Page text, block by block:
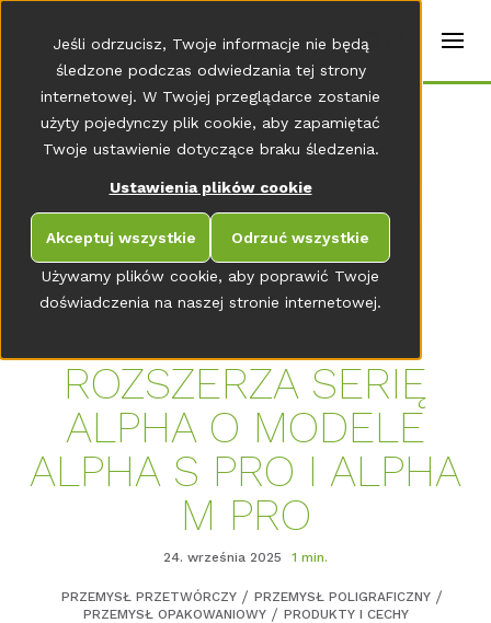
Używamy plików cookie, aby poprawić Twoje
doświadczenia na naszej stronie internetowej.
Jeśli odrzucisz, Twoje informacje nie będą
śledzone podczas odwiedzania tej strony
internetowej. W Twojej przeglądarce zostanie
użyty pojedynczy plik cookie, aby zapamiętać
Twoje ustawienie dotyczące braku śledzenia.
Ustawienia plików cookie
Akceptuj wszystkie Odrzuć wszystkie
t
r
s
E
n
g
Home
PRZEJDŹ DO PRZEGLĄDU NEWSROOMU
ROZSZERZA SERIĘ
ALPHA O MODELE
ALPHA S PRO I ALPHA
M PRO
24. września 2025 1 min.
PRZEMYSŁ PRZETWÓRCZY
PRZEMYSŁ POLIGRAFICZNY
PRZEMYSŁ OPAKOWANIOWY
PRODUKTY I CECHY